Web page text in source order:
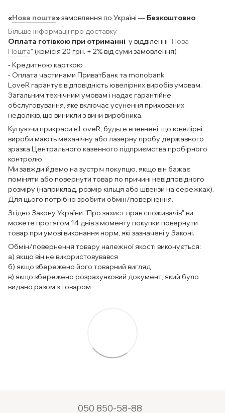
«Нова пошта»замовлення по Україні — Безкоштовно
Більше інформації про доставку
Оплата готівкою при отриманні у відділенні "Нова
Пошта" (комісія 20 грн. + 2% від суми замовлення)
- Кредитною карткою
- Оплата частинами ПриватБанк та monobank
LoveR гарантує відповідність ювелірних виробів умовам.
Загальним технічним умовам і надає гарантійне
обслуговування, яке включає усунення прихованих
недоліків, що виникли з вини виробника.
Купуючи прикраси в LoveR, будьте впевнені, що ювелірні
вироби мають механічну або лазерну пробу державного
зразка Центрального казенного підприємства пробірного
контролю.
Ми завжди йдемо на зустріч покупцю, якщо він бажає
поміняти або повернути товар по причині невідповідного
розміру (наприклад, розмір кільця або швензи на сережках).
Для цього потрібно зробити обмін/повернення.
Згідно Закону України "Про захист прав споживачів" ви
можете протягом 14 днів з моменту покупки повернути
товар при умові виконання норм, які зазначені у Законі.
Обмін/повернення товару належної якості виконується:
а) якщо він не використовувався
б) якщо збережено його товарний вигляд
в) якщо збережено розрахунковий документ, який було
видано разом з товаром
050 850-58-88